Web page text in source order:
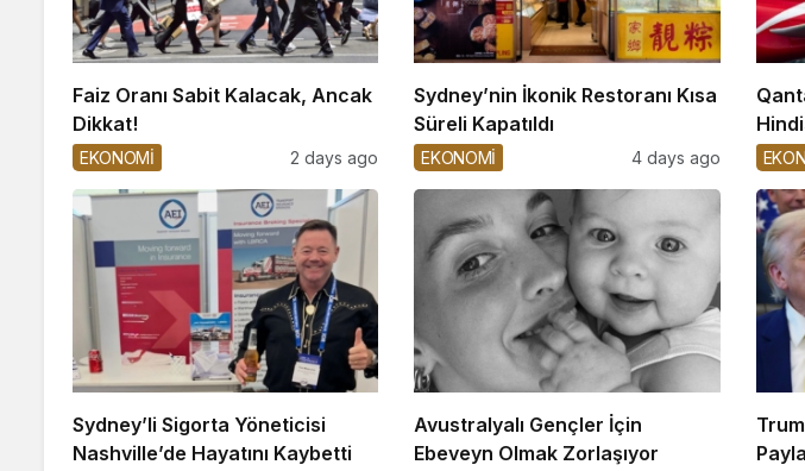
Faiz Oranı Sabit Kalacak, Ancak
Dikkat!
EKONOMİ 2 days ago
Sydney’nin İkonik Restoranı Kısa
Süreli Kapatıldı
EKONOMİ 4 days ago
Sydney’li Sigorta Yöneticisi
Nashville’de Hayatını Kaybetti
Avustralyalı Gençler İçin
Ebeveyn Olmak Zorlaşıyor